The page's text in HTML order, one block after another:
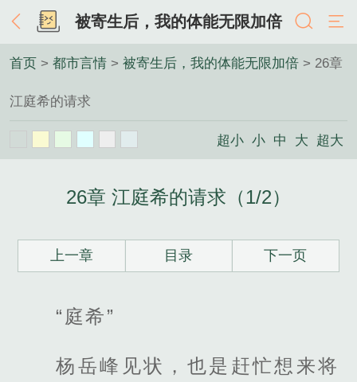
被寄生后，我的体能无限加倍
首页 > 都市言情 > 被寄生后，我的体能无限加倍 > 26章
江庭希的请求
超小 小 中 大 超大
26章 江庭希的请求（1/2）
上一章 目录 下一页
“庭希”
杨岳峰见状，也是赶忙想来将